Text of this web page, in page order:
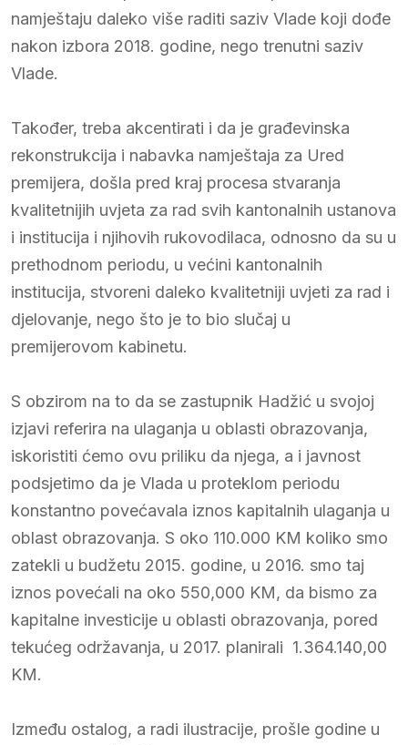
namještaju daleko više raditi saziv Vlade koji dođe
nakon izbora 2018. godine, nego trenutni saziv
Vlade.
Također, treba akcentirati i da je građevinska
rekonstrukcija i nabavka namještaja za Ured
premijera, došla pred kraj procesa stvaranja
kvalitetnijih uvjeta za rad svih kantonalnih ustanova
i institucija i njihovih rukovodilaca, odnosno da su u
prethodnom periodu, u većini kantonalnih
institucija, stvoreni daleko kvalitetniji uvjeti za rad i
djelovanje, nego što je to bio slučaj u
premijerovom kabinetu.
S obzirom na to da se zastupnik Hadžić u svojoj
izjavi referira na ulaganja u oblasti obrazovanja,
iskoristiti ćemo ovu priliku da njega, a i javnost
podsjetimo da je Vlada u proteklom periodu
konstantno povećavala iznos kapitalnih ulaganja u
oblast obrazovanja. S oko 110.000 KM koliko smo
zatekli u budžetu 2015. godine, u 2016. smo taj
iznos povećali na oko 550,000 KM, da bismo za
kapitalne investicije u oblasti obrazovanja, pored
tekućeg održavanja, u 2017. planirali 1.364.140,00
KM.
Između ostalog, a radi ilustracije, prošle godine u